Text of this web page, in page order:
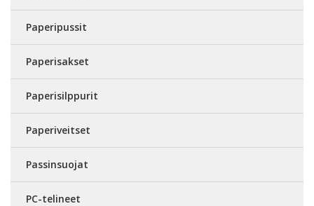
Paperipussit
Paperisakset
Paperisilppurit
Paperiveitset
Passinsuojat
PC-telineet